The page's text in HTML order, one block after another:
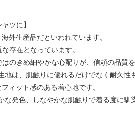
ツに】
外生産品だといわれています。
存在となっています。
のきめ細やかな心配りが、信頼の品質
地は、肌触りに優れるだけでなく耐久性
ィット感のある着心地です。
発色、しなやかな肌触りで着る度に馴